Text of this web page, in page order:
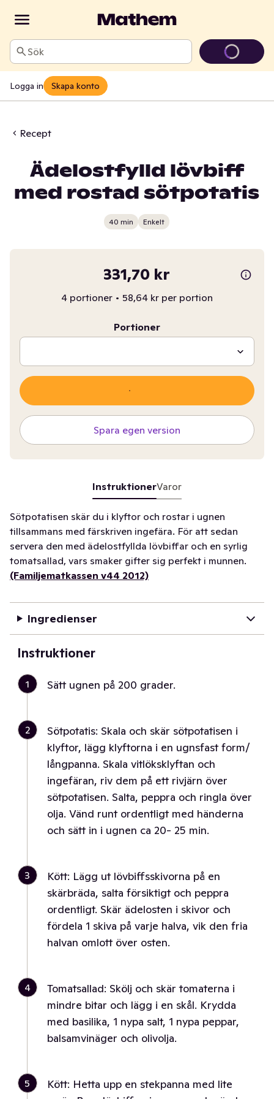
Sök
Logga in Skapa konto
Recept
Ädelostfylld lövbiff
med rostad sötpotatis
40 min Enkelt
331,70 kr
4 portioner • 58,64 kr per portion
Portioner
Spara egen version
InstruktionerVaror
Sötpotatisen skär du i klyftor och rostar i ugnen
tillsammans med färskriven ingefära. För att sedan
servera den med ädelostfyllda lövbiffar och en syrlig
tomatsallad, vars smaker gifter sig perfekt i munnen.
(Familjematkassen v44 2012)
Ingredienser
Instruktioner
1 Sätt ugnen på 200 grader.
2
Sötpotatis: Skala och skär sötpotatisen i
klyftor, lägg klyftorna i en ugnsfast form/
långpanna. Skala vitlöksklyftan och
ingefäran, riv dem på ett rivjärn över
sötpotatisen. Salta, peppra och ringla över
olja. Vänd runt ordentligt med händerna
och sätt in i ugnen ca 20- 25 min.
3
Kött: Lägg ut lövbiffsskivorna på en
skärbräda, salta försiktigt och peppra
ordentligt. Skär ädelosten i skivor och
fördela 1 skiva på varje halva, vik den fria
halvan omlott över osten.
4
Tomatsallad: Skölj och skär tomaterna i
mindre bitar och lägg i en skål. Krydda
med basilika, 1 nypa salt, 1 nypa peppar,
balsamvinäger och olivolja.
5
Kött: Hetta upp en stekpanna med lite